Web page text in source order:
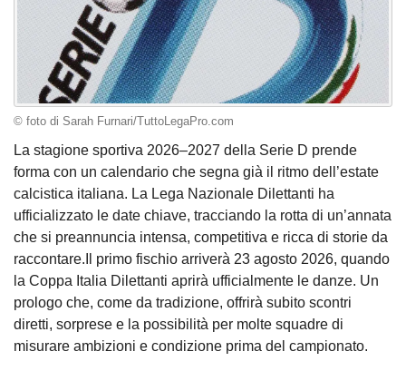
© foto di Sarah Furnari/TuttoLegaPro.com
La stagione sportiva 2026–2027 della Serie D prende
forma con un calendario che segna già il ritmo dell’estate
calcistica italiana. La Lega Nazionale Dilettanti ha
ufficializzato le date chiave, tracciando la rotta di un’annata
che si preannuncia intensa, competitiva e ricca di storie da
raccontare.Il primo fischio arriverà 23 agosto 2026, quando
la Coppa Italia Dilettanti aprirà ufficialmente le danze. Un
prologo che, come da tradizione, offrirà subito scontri
diretti, sorprese e la possibilità per molte squadre di
misurare ambizioni e condizione prima del campionato.